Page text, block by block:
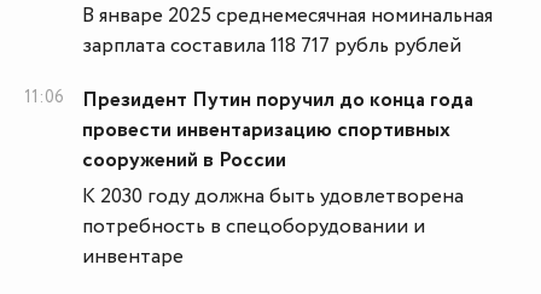
В январе 2025 среднемесячная номинальная
зарплата составила 118 717 рубль рублей
11:06
Президент Путин поручил до конца года
провести инвентаризацию спортивных
сооружений в России
К 2030 году должна быть удовлетворена
потребность в спецоборудовании и
инвентаре